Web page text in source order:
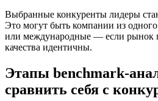
Выбранные конкуренты лидеры
Это могут быть компании из одного
или международные — если рынок
качества идентичны.
Этапы benchmark-
сравнить себя с